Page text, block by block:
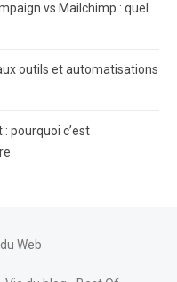
vs Mailchimp : quel
outils et automatisations
pourquoi c’est
Web